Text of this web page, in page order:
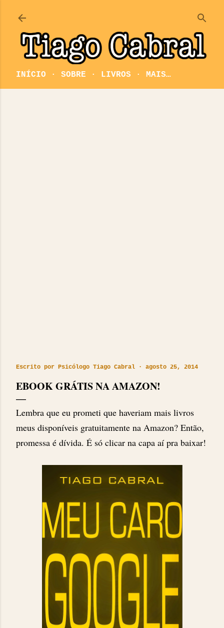
INÍCIO SOBRE LIVROS MAIS…
Escrito por Psicólogo Tiago Cabral agosto 25, 2014
EBOOK GRÁTIS NA AMAZON!
Lembra que eu prometi que haveriam mais livros
meus disponíveis gratuitamente na Amazon? Então,
promessa é dívida. É só clicar na capa aí pra baixar!